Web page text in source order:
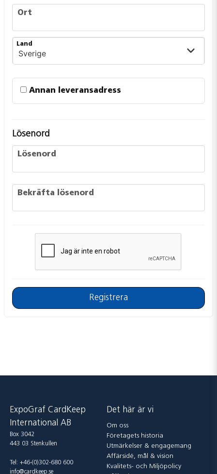
frontend.form.billing_address.city
Ort
frontend.form.billing_address.country
Land
Annan leveransadress
Lösenord
Lösenord
Lösenord
frontend.form.password_confirmation
Bekräfta lösenord
Registrera
ExpoGraf CardKeep
International AB
Box 3042
443 03 Stenkullen
Tel: +46-(0)302-680 600
info@cardkeep.se
Det här är vi
Om oss
Företagets historia
Utmärkelser & engagemang
Affärsidé, mål & vision
Kvalitets- och Miljöpolicy